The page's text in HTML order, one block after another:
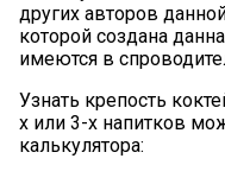
других авторов
которой создана
имеются в
Узнать крепость
х или 3-х напитков
калькулятора: